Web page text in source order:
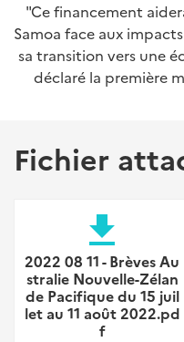
"Ce financement
Samoa face aux
sa transition vers une
déclaré la première
Fichier
file_download
2022 08 11 - Brèves Au
stralie Nouvelle-Zélan
de Pacifique du 15 juil
let au 11 août 2022.pd
f